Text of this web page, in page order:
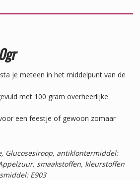
je meteen in het middelpunt van de
met 100 gram overheerlijke
een feestje of gewoon zomaar
Glucosesiroop, antiklontermiddel:
smaakstoffen, kleurstoffen
E903